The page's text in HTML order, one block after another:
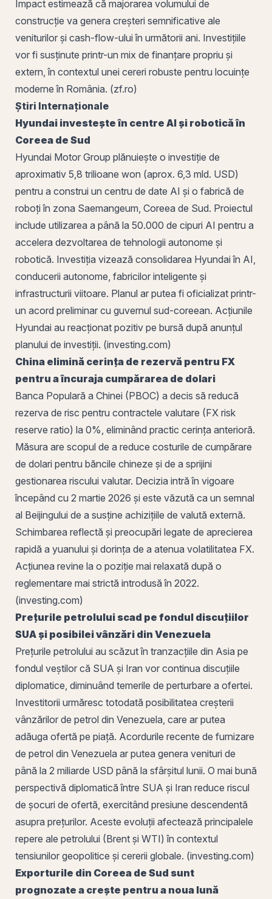
Impact estimează că majorarea volumului de
construcție va genera creșteri semnificative ale
veniturilor și cash-flow-ului în următorii ani. Investițiile
vor fi susținute printr-un mix de finanțare propriu și
extern, în contextul unei cereri robuste pentru locuințe
moderne în România. (zf.ro)
Știri Internaționale
Hyundai investește în centre AI și robotică în
Coreea de Sud
Hyundai Motor Group plănuiește o investiție de
aproximativ 5,8 trilioane won (aprox. 6,3 mld. USD)
pentru a construi un centru de date AI și o fabrică de
roboți în zona Saemangeum, Coreea de Sud. Proiectul
include utilizarea a până la 50.000 de cipuri AI pentru a
accelera dezvoltarea de tehnologii autonome și
robotică. Investiția vizează consolidarea Hyundai în AI,
conducerii autonome, fabricilor inteligente și
infrastructurii viitoare. Planul ar putea fi oficializat printr-
un acord preliminar cu guvernul sud-coreean. Acțiunile
Hyundai au reacționat pozitiv pe bursă după anunțul
planului de investiții. (investing.com)
China elimină cerința de rezervă pentru FX
pentru a încuraja cumpărarea de dolari
Banca Populară a Chinei (PBOC) a decis să reducă
rezerva de risc pentru contractele valutare (FX risk
reserve ratio) la 0%, eliminând practic cerința anterioră.
Măsura are scopul de a reduce costurile de cumpărare
de dolari pentru băncile chineze și de a sprijini
gestionarea riscului valutar. Decizia intră în vigoare
începând cu 2 martie 2026 și este văzută ca un semnal
al Beijingului de a susține achizițiile de valută externă.
Schimbarea reflectă și preocupări legate de aprecierea
rapidă a yuanului și dorința de a atenua volatilitatea FX.
Acțiunea revine la o poziție mai relaxată după o
reglementare mai strictă introdusă în 2022.
(investing.com)
Prețurile petrolului scad pe fondul discuțiilor
SUA și posibilei vânzări din Venezuela
Prețurile petrolului au scăzut în tranzacțiile din Asia pe
fondul veștilor că SUA și Iran vor continua discuțiile
diplomatice, diminuând temerile de perturbare a ofertei.
Investitorii urmăresc totodată posibilitatea creșterii
vânzărilor de petrol din Venezuela, care ar putea
adăuga ofertă pe piață. Acordurile recente de furnizare
de petrol din Venezuela ar putea genera venituri de
până la 2 miliarde USD până la sfârșitul lunii. O mai bună
perspectivă diplomatică între SUA și Iran reduce riscul
de șocuri de ofertă, exercitând presiune descendentă
asupra prețurilor. Aceste evoluții afectează principalele
repere ale petrolului (Brent și WTI) în contextul
tensiunilor geopolitice și cererii globale. (investing.com)
Exporturile din Coreea de Sud sunt
prognozate a crește pentru a noua lună